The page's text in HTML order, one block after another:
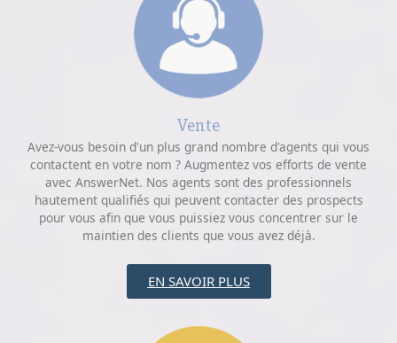
Vente
Avez-vous besoin d'un plus grand nombre d'agents qui vous
contactent en votre nom ? Augmentez vos efforts de vente
avec AnswerNet. Nos agents sont des professionnels
hautement qualifiés qui peuvent contacter des prospects
pour vous afin que vous puissiez vous concentrer sur le
maintien des clients que vous avez déjà.
EN SAVOIR PLUS